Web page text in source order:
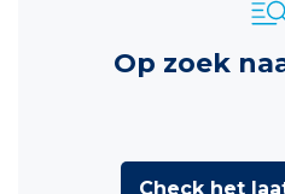
Op zoek
Check het